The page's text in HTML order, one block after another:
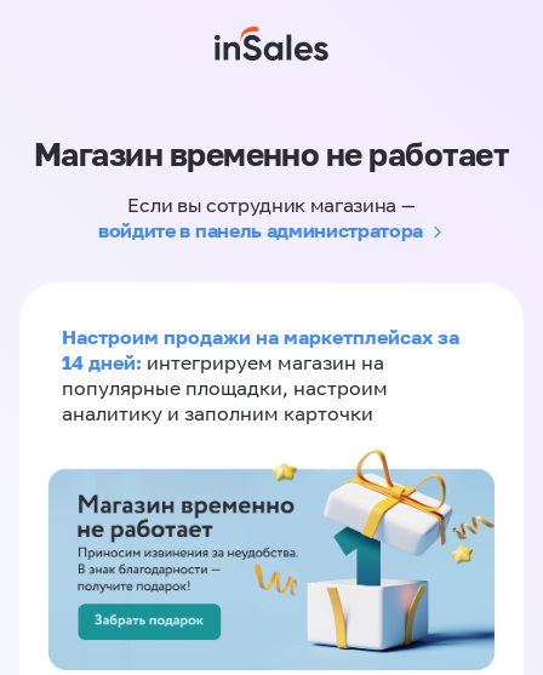
Магазин временно не работает
Если вы сотрудник магазина —
войдите в панель администратора
Настроим продажи на маркетплейсах за
14 дней: интегрируем магазин на
популярные площадки, настроим
аналитику и заполним карточки